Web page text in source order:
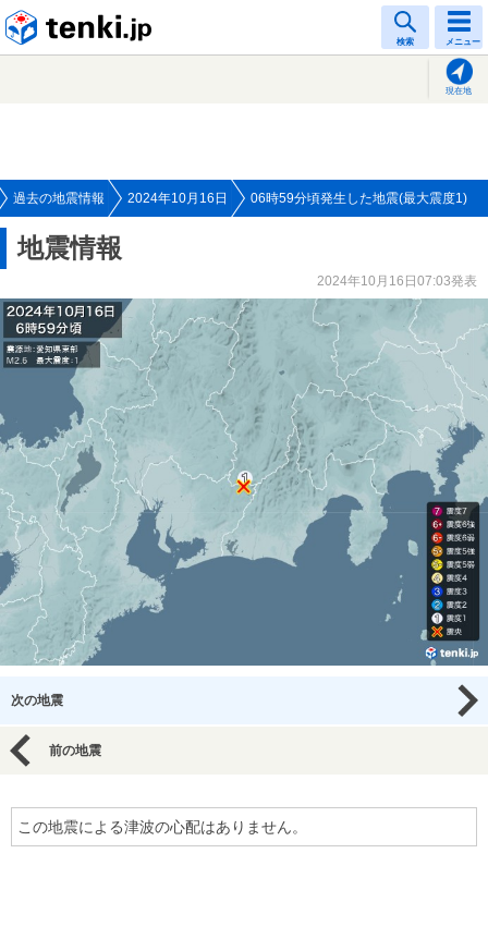
検索 メニュー
現在地
過去の地震情報 2024年10月16日 06時59分頃発生した地震(最大震度1)
地震情報
2024年10月16日07:03発表
次の地震
前の地震
この地震による津波の心配はありません。